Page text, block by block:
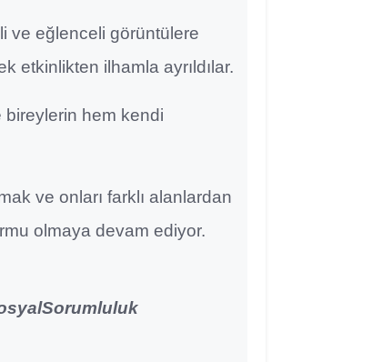
ve eğlenceli görüntülere
etkinlikten ilhamla ayrıldılar.
bireylerin hem kendi
ve onları farklı alanlardan
olmaya devam ediyor.